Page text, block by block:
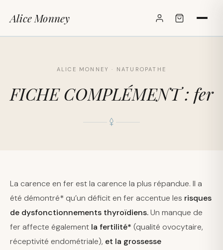
Alice Monney
ALICE MONNEY · NATUROPATHE
FICHE COMPLÉMENT : fer
La carence en fer est la carence la plus répandue. Il a
été démontré* qu’un déficit en fer accentue les risques
de dysfonctionnements thyroïdiens.Un manque de
fer affecte également la fertilité* (qualité ovocytaire,
réceptivité endométriale), et la grossesse